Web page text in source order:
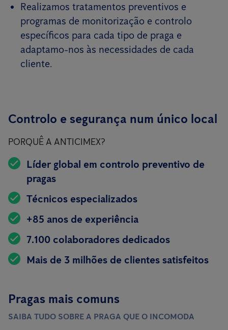
Realizamos tratamentos preventivos e
programas de monitorização e controlo
específicos para cada tipo de praga e
adaptamo-nos às necessidades de cada
cliente.
Controlo e segurança num único local
PORQUÊ A ANTICIMEX?
Líder global em controlo preventivo de
pragas
Técnicos especializados
+85 anos de experiência
7.100 colaboradores dedicados
Mais de 3 milhões de clientes satisfeitos
Pragas mais comuns
SAIBA TUDO SOBRE A PRAGA QUE O INCOMODA